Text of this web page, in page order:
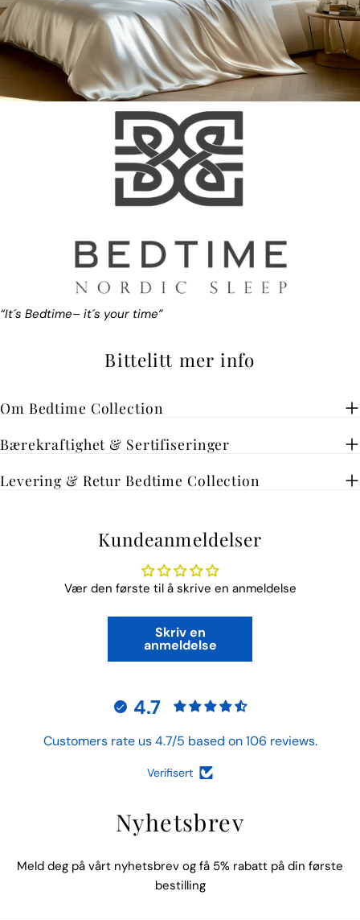
“It´s Bedtime– it´s your time”
Bittelitt mer info
Om Bedtime Collection
Bærekraftighet & Sertifiseringer
Levering & Retur Bedtime Collection
Kundeanmeldelser
Vær den første til å skrive en anmeldelse
Skriv en
anmeldelse
4.7
Customers rate us 4.7/5 based on 106 reviews.
Verifisert
Nyhetsbrev
Meld deg på vårt nyhetsbrev og få 5% rabatt på din første
bestilling